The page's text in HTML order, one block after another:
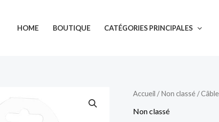
HOME BOUTIQUE CATÉGORIES PRINCIPALES
Accueil /Non classé /
Non classé
quantité
de